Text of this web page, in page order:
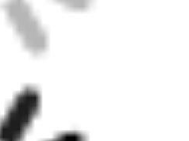
traseira CNC